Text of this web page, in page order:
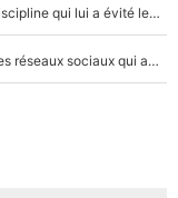
F1 - Lewis Hamilton victime de harcèlement, la discipline qui lui a évité le pire : «J'aurais probablement mal tourné»
Lewis Hamilton : Le talent inattendu dévoilé sur les réseaux sociaux qui a impressionné Kim Kardashian pendant leurs vacances en amoureux !